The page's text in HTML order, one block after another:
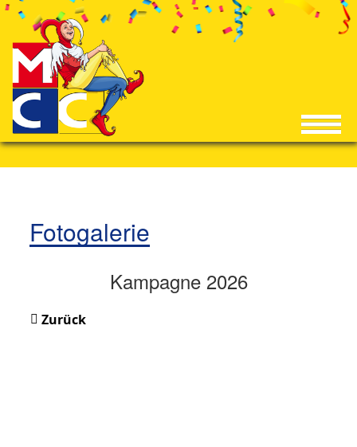
Fotogalerie
Kampagne 2026
Zurück